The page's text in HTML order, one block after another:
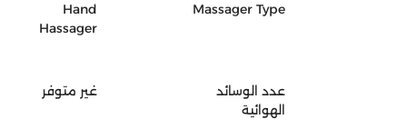
Massager Type
Hand
Hassager
عدد الوسائد
الهوائية
غير متوفر